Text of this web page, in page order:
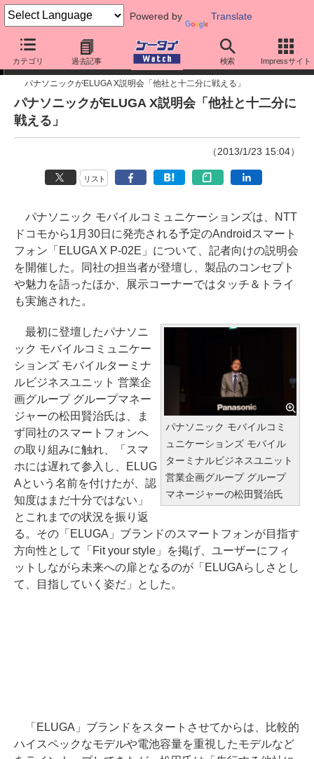
Powered by Translate
カテゴリ 過去記事 検索 Impressサイト
ニュース
パナソニックがELUGA X説明会「他社と十二分に戦える」
パナソニックがELUGA X説明会「他社と十二分に
戦える」
（2013/1/23 15:04）
リスト
パナソニック モバイルコミュニケーションズは、NTT
ドコモから1月30日に発売される予定のAndroidスマート
フォン「ELUGA X P-02E」について、記者向けの説明会
を開催した。同社の担当者が登壇し、製品のコンセプト
や魅力を語ったほか、展示コーナーではタッチ＆トライ
も実施された。
パナソニック モバイルコミ
ュニケーションズ モバイル
ターミナルビジネスユニット
営業企画グループ グループ
マネージャーの松田賢治氏
最初に登壇したパナソニ
ック モバイルコミュニケー
ションズ モバイルターミナ
ルビジネスユニット 営業企
画グループ グループマネー
ジャーの松田賢治氏は、ま
ず同社のスマートフォンへ
の取り組みに触れ、「スマ
ホには遅れて参入し、ELUG
Aという名前を付けたが、認
知度はまだ十分ではない」
とこれまでの状況を振り返
る。その「ELUGA」ブランドのスマートフォンが目指す
方向性として「Fit your style」を掲げ、ユーザーにフィ
ットしながら未来への扉となるのが「ELUGAらしさとし
て、目指していく姿だ」とした。
「ELUGA」ブランドをスタートさせてからは、比較的
ハイスペックなモデルや電池容量を重視したモデルなど